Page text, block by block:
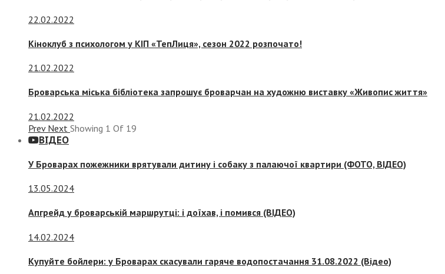
22.02.2022
Кіноклуб з психологом у КІП «ТепЛиця», сезон 2022 розпочато!
21.02.2022
Броварська міська бібліотека запрошує броварчан на художню виставку «Живопис життя»
21.02.2022
Prev Next Showing 1 Of 19
ВІДЕО
У Броварах пожежники врятували дитину і собаку з палаючої квартири (ФОТО, ВІДЕО)
13.05.2024
Апгрейд у броварській маршрутці: і доїхав, і помився (ВІДЕО)
14.02.2024
Купуйте бойлери: у Броварах скасували гаряче водопостачання 31.08.2022 (Відео)